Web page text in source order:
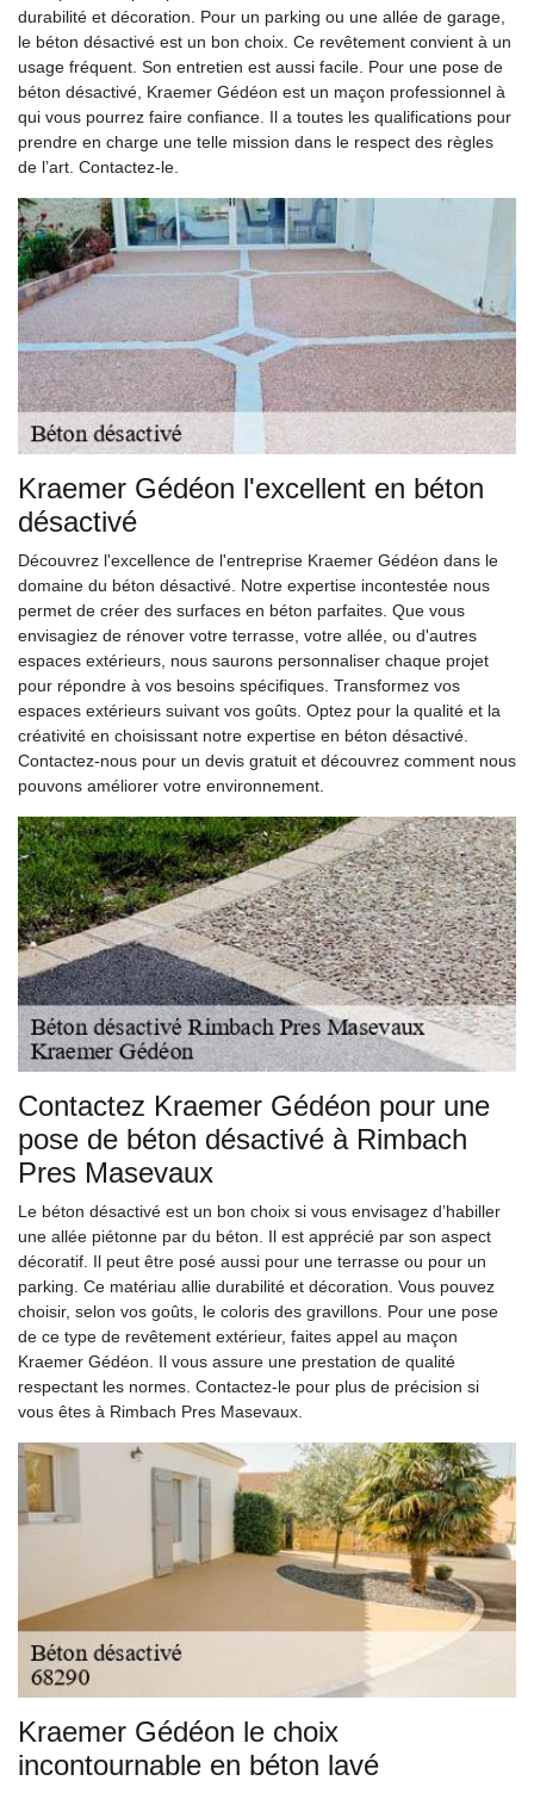
durabilité et décoration. Pour un parking ou une allée de garage,
le béton désactivé est un bon choix. Ce revêtement convient à un
usage fréquent. Son entretien est aussi facile. Pour une pose de
béton désactivé, Kraemer Gédéon est un maçon professionnel à
qui vous pourrez faire confiance. Il a toutes les qualifications pour
prendre en charge une telle mission dans le respect des règles
de l’art. Contactez-le.
Kraemer Gédéon l'excellent en béton
désactivé
Découvrez l'excellence de l'entreprise Kraemer Gédéon dans le
domaine du béton désactivé. Notre expertise incontestée nous
permet de créer des surfaces en béton parfaites. Que vous
envisagiez de rénover votre terrasse, votre allée, ou d'autres
espaces extérieurs, nous saurons personnaliser chaque projet
pour répondre à vos besoins spécifiques. Transformez vos
espaces extérieurs suivant vos goûts. Optez pour la qualité et la
créativité en choisissant notre expertise en béton désactivé.
Contactez-nous pour un devis gratuit et découvrez comment nous
pouvons améliorer votre environnement.
Contactez Kraemer Gédéon pour une
pose de béton désactivé à Rimbach
Pres Masevaux
Le béton désactivé est un bon choix si vous envisagez d’habiller
une allée piétonne par du béton. Il est apprécié par son aspect
décoratif. Il peut être posé aussi pour une terrasse ou pour un
parking. Ce matériau allie durabilité et décoration. Vous pouvez
choisir, selon vos goûts, le coloris des gravillons. Pour une pose
de ce type de revêtement extérieur, faites appel au maçon
Kraemer Gédéon. Il vous assure une prestation de qualité
respectant les normes. Contactez-le pour plus de précision si
vous êtes à Rimbach Pres Masevaux.
Kraemer Gédéon le choix
incontournable en béton lavé